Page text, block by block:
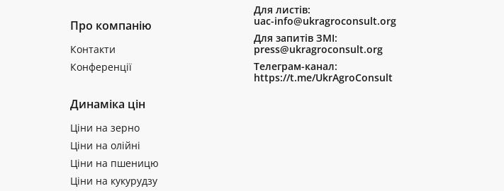
Про компанію
Контакти
Конференції
Динаміка цін
Ціни на зерно
Ціни на олійні
Ціни на пшеницю
Ціни на кукурудзу
Для листів:
uac-info@ukragroconsult.org
Для запитів ЗМІ:
press@ukragroconsult.org
Телеграм-канал:
https://t.me/UkrAgroConsult